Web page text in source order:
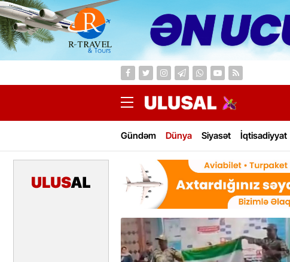
Gündəm Dünya Siyasət İqtisadiyyat